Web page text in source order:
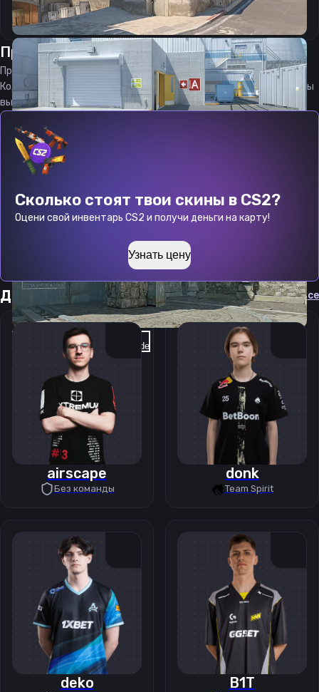
Previous slide Next slide
Скопировать
Прицелвикуот08.08.2026
Прицел vicu является актуальным на
08.08.2026
Код прицела
CS 2 стараемся еженедельно обновлять, чтобы
вы могли играть с актуальными настройками игрока.
Сколько стоят твои скины в CS2?
Оцени свой инвентарь CS2 и получи деньги на карту!
Узнать цену
Другие прицелы Cмотреть все
airscape
Без команды
donk
Team Spirit
deko B1T